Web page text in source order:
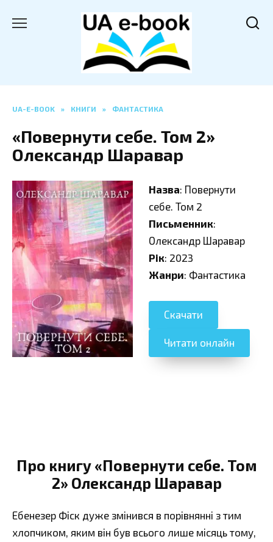
UA-E-BOOK » КНИГИ » ФАНТАСТИКА
«Повернути себе. Том 2»
Олександр Шаравар
Назва: Повернути
себе. Том 2
Письменник:
Олександр Шаравар
Рік: 2023
Жанри: Фантастика
Скачати
Читати онлайн
Про книгу «Повернути себе. Том
2» Олександр Шаравар
Ебенезер Фіск дуже змінився в порівнянні з тим
хлопчиком, яким він був всього лише місяць тому,